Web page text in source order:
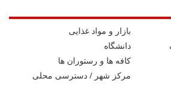
بازار و مواد غذایی
دانشگاه
کافه ها و رستوران ها
مرکز شهر / دسترسی محلی